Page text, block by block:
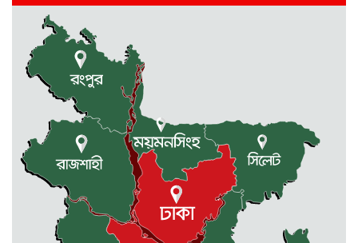
রাজধানীর তিন ক্যাম্পাসে ছাত্রদল-
ছাত্রশিবির দফায় দফায় সংঘর্ষ
সরকারের ফ্যামিলি কার্ড কার্যক্রম
বাস্তবায়নে ব্যয় ২০০০ কোটি টাকা
মোহনগঞ্জে কর্মস্থলেই অসুস্থ- রক্তবমির পর
প্রাণ গেল স্বাস্থ্য কর্মকর্তার